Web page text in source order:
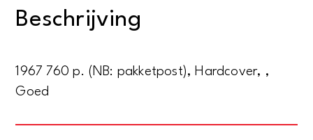
Beschrijving
1967 760 p. (NB: pakketpost), Hardcover, ,
Goed